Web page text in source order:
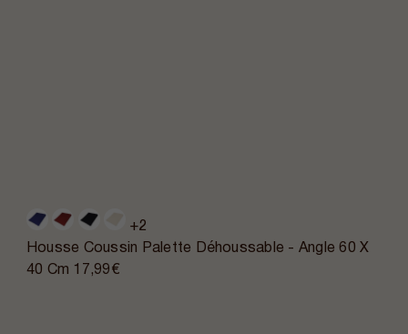
+2
Housse Coussin Palette Déhoussable - Angle 60 X
40 Cm
17,99€